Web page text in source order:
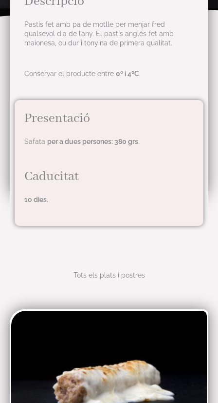
Pastís fet amb pa de motlle per menjar fred
qualsevol dia de l’any. El pastís anglès fet amb
maionesa, ou dur i tonyina de primera qualitat.
Conservar el producte entre 0º i 4ºC.
Presentació
Safata per a dues persones: 380 grs.
Caducitat
10 dies.
Tots els plats i postres